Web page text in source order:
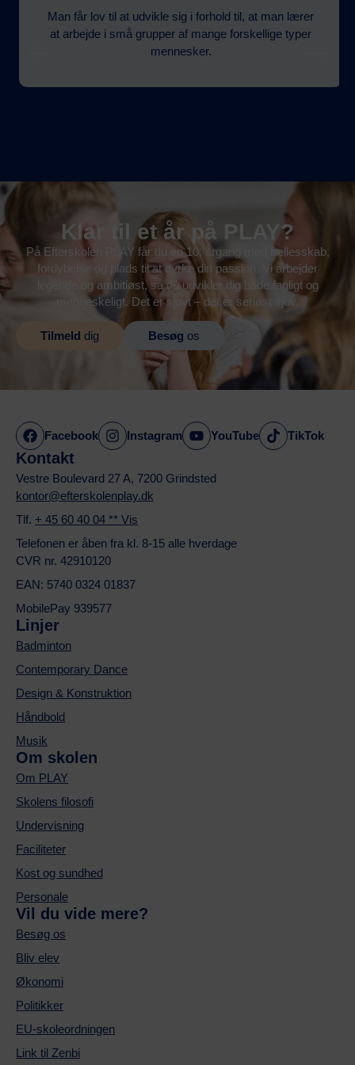
Man får lov til at udvikle sig i forhold til, at man lærer
at arbejde i små grupper af mange forskellige typer
mennesker.
Klar til et år på PLAY?
På Efterskolen PLAY får du en 10. årgang med fællesskab,
fordybelse og plads til at dyrke din passion. Vi arbejder
legende og ambitiøst, så du udvikler dig både fagligt og
menneskeligt. Det er sjovt – det er seriøst sjov.
Besøg os
Tilmeld dig
Facebook Instagram YouTube TikTok
Kontakt
Vestre Boulevard 27 A, 7200 Grindsted
kontor@efterskolenplay.dk
Tlf. + 45 60 40 04 ** Vis
Telefonen er åben fra kl. 8-15 alle hverdage
CVR nr. 42910120
EAN: 5740 0324 01837
MobilePay 939577
Linjer
Badminton
Contemporary Dance
Design & Konstruktion
Håndbold
Musik
Om skolen
Om PLAY
Skolens filosofi
Undervisning
Faciliteter
Kost og sundhed
Personale
Vil du vide mere?
Besøg os
Bliv elev
Økonomi
Politikker
EU-skoleordningen
Link til Zenbi